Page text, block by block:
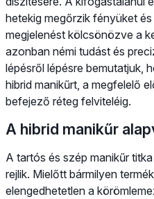
hetekig megőrzik fényüket
megjelenést kölcsönözve a
azonban némi tudást és
lépésről lépésre bemutatjuk,
hibrid manikűrt, a megfelelő
befejező réteg felviteléig.
A hibrid manikűr
A tartós és szép manikűr
rejlik. Mielőtt bármilyen
elengedhetetlen a